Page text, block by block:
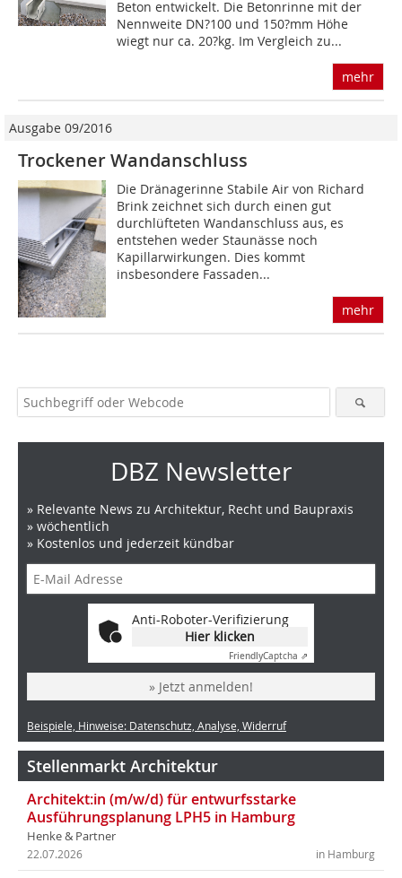
Beton entwickelt. Die Betonrinne mit der
Nennweite DN?100 und 150?mm Höhe
wiegt nur ca. 20?kg. Im Vergleich zu...
mehr
Ausgabe 09/2016
Trockener Wandanschluss
Die Dränagerinne Stabile Air von Richard
Brink zeichnet sich durch einen gut
durchlüfteten Wandanschluss aus, es
entstehen weder Staunässe noch
Kapillarwirkungen. Dies kommt
insbesondere Fassaden...
mehr
DBZ Newsletter
» Relevante News zu Architektur, Recht und Baupraxis
» wöchentlich
» Kostenlos und jederzeit kündbar
Anti-Roboter-Verifizierung
Hier klicken
FriendlyCaptcha ⇗
» Jetzt anmelden!
Beispiele, Hinweise: Datenschutz, Analyse, Widerruf
Stellenmarkt Architektur
Architekt:in (m/w/d) für entwurfsstarke
Ausführungsplanung LPH5 in Hamburg
Henke & Partner
in Hamburg
22.07.2026